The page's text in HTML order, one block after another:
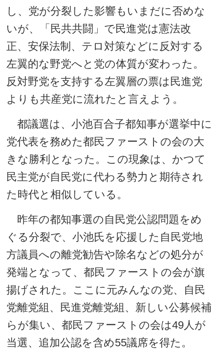
し、党が分裂した影響もいまだに否めな
いが、「民共共闘」で民進党は憲法改
正、安保法制、テロ対策などに反対する
左翼的な野党へと党の体質が変わった。
反対野党を支持する左翼層の票は民進党
よりも共産党に流れたと言えよう。
都議選は、小池百合子都知事が選挙中に
党代表を務めた都民ファーストの会の大
きな勝利となった。この現象は、かつて
民主党が自民党に代わる勢力と期待され
た時代と相似している。
昨年の都知事選の自民党公認問題をめ
ぐる分裂で、小池氏を応援した自民党地
方議員への離党勧告や除名などの処分が
発端となって、都民ファーストの会が旗
揚げされた。ここに元みんなの党、自民
党離党組、民進党離党組、新しい公募候補
らが集い、都民ファーストの会は49人が
当選、追加公認を含め55議席を得た。